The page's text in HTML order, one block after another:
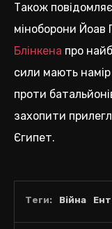
Також
міноборони Йоав
Блінкена про
сили мають намір
проти
захопити
Єгипет.
Теги: Війна